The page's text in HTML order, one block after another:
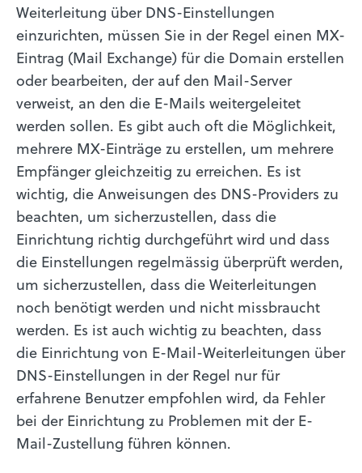
Weiterleitung über DNS-Einstellungen
einzurichten, müssen Sie in der Regel einen MX-
Eintrag (Mail Exchange) für die Domain erstellen
oder bearbeiten, der auf den Mail-Server
verweist, an den die E-Mails weitergeleitet
werden sollen. Es gibt auch oft die Möglichkeit,
mehrere MX-Einträge zu erstellen, um mehrere
Empfänger gleichzeitig zu erreichen. Es ist
wichtig, die Anweisungen des DNS-Providers zu
beachten, um sicherzustellen, dass die
Einrichtung richtig durchgeführt wird und dass
die Einstellungen regelmässig überprüft werden,
um sicherzustellen, dass die Weiterleitungen
noch benötigt werden und nicht missbraucht
werden. Es ist auch wichtig zu beachten, dass
die Einrichtung von E-Mail-Weiterleitungen über
DNS-Einstellungen in der Regel nur für
erfahrene Benutzer empfohlen wird, da Fehler
bei der Einrichtung zu Problemen mit der E-
Mail-Zustellung führen können.